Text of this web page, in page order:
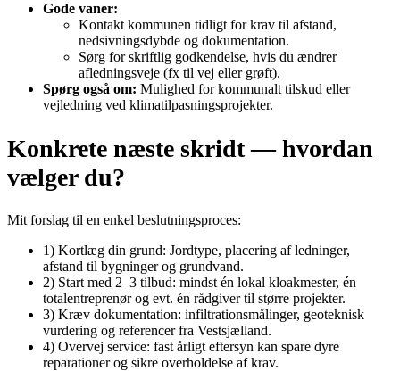
Gode vaner:
Kontakt kommunen tidligt for krav til afstand,
nedsivningsdybde og dokumentation.
Sørg for skriftlig godkendelse, hvis du ændrer
afledningsveje (fx til vej eller grøft).
Spørg også om: Mulighed for kommunalt tilskud eller
vejledning ved klimatilpasningsprojekter.
Konkrete næste skridt — hvordan
vælger du?
Mit forslag til en enkel beslutningsproces:
1) Kortlæg din grund: Jordtype, placering af ledninger,
afstand til bygninger og grundvand.
2) Start med 2–3 tilbud: mindst én lokal kloakmester, én
totalentreprenør og evt. én rådgiver til større projekter.
3) Kræv dokumentation: infiltrationsmålinger, geoteknisk
vurdering og referencer fra Vestsjælland.
4) Overvej service: fast årligt eftersyn kan spare dyre
reparationer og sikre overholdelse af krav.